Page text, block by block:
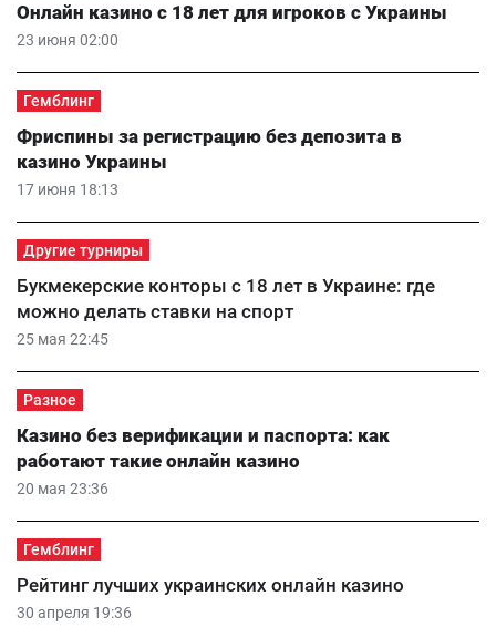
23 июня 02:00
Онлайн казино с 18 лет для игроков с Украины
Гемблинг
17 июня 18:13
Фриспины за регистрацию без депозита в
казино Украины
Другие турниры
25 мая 22:45
Букмекерские конторы с 18 лет в Украине: где
можно делать ставки на спорт
Разное
20 мая 23:36
Казино без верификации и паспорта: как
работают такие онлайн казино
Гемблинг
30 апреля 19:36
Рейтинг лучших украинских онлайн казино